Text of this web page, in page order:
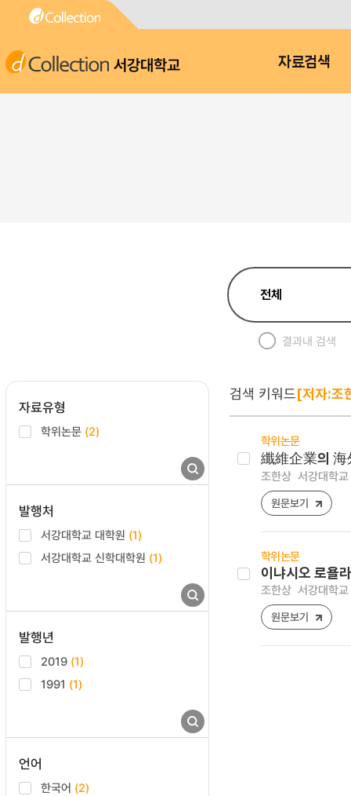
서강대학교 자료검색
결과내 검색
자료유형
학위논문 (2)
발행처
서강대학교 대학원 (1)
서강대학교 신학대학원 (1)
발행년
2019 (1)
1991 (1)
언어
한국어 (2)
검색 키워드[저자:조
학위논문
纖維企業의 海
조한상 서강대학
원문보기
학위논문
이냐시오 로욜
조한상 서강대학
원문보기